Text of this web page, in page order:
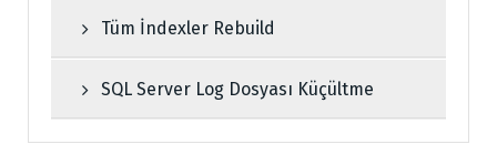
Tüm İndexler Rebuild
SQL Server Log Dosyası Küçültme